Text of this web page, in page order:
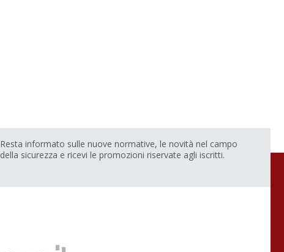
Resta informato sulle nuove normative, le novità nel campo
della sicurezza e ricevi le promozioni riservate agli iscritti.